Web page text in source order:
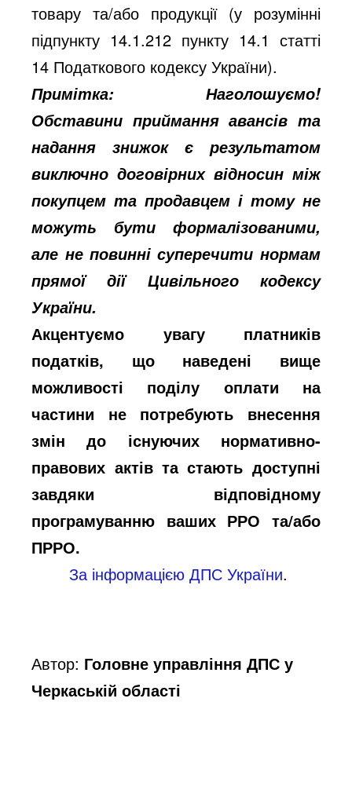
товару та/або продукції (у розумінні
підпункту 14.1.212 пункту 14.1 статті
14 Податкового кодексу України).
Примітка: Наголошуємо!
Обставини приймання авансів та
надання знижок є результатом
виключно договірних відносин між
покупцем та продавцем і тому не
можуть бути формалізованими,
але не повинні суперечити нормам
прямої дії Цивільного кодексу
України.
Акцентуємо увагу платників
податків, що наведені вище
можливості поділу оплати на
частини не потребують внесення
змін до існуючих нормативно-
правових актів та стають доступні
завдяки відповідному
програмуванню ваших РРО та/або
ПРРО.
За інформацією ДПС України.
Автор: Головне управління ДПС у
Черкаській області